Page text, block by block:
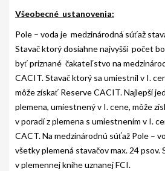
Všeobecné ustanovenia:
Pole – voda je medzinárodná súťaž
Stavač ktorý dosiahne najvyšší počet
byť priznané čakateľstvo na
CACIT. Stavač ktorý sa umiestnil v I.
môže získať Reserve CACIT. Najlepší
plemena, umiestnený v I. cene, môže
v poradí z plemena s umiestnením v I.
CACT. Na medzinárodnú súťaž Pole –
všetky plemená stavačov max. 24 psov.
v plemennej knihe uznanej FCI.